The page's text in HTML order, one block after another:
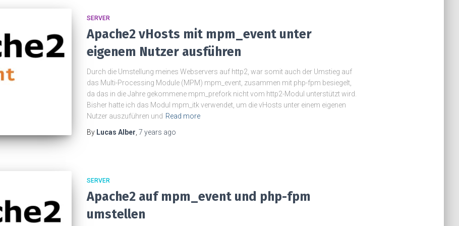
SERVER
Apache2 vHosts mit mpm_event unter
eigenem Nutzer ausführen
Durch die Umstellung meines Webservers auf http2, war somit auch der Umstieg auf
das Multi-Processing Module (MPM) mpm_event, zusammen mit php-fpm besiegelt,
da das in die Jahre gekommene mpm_prefork nicht vom http2-Modul unterstützt wird.
Bisher hatte ich das Modul mpm_itk verwendet, um die vHosts unter einem eigenen
Nutzer auszuführen und Read more
By Lucas Alber 7 years ago
SERVER
Apache2 auf mpm_event und php-fpm
umstellen